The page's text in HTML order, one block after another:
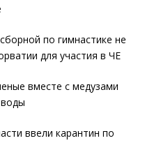
по гимнастике не
для участия в ЧЕ
вместе с медузами
ввели карантин по